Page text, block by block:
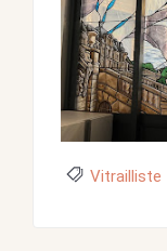
Vitrailliste